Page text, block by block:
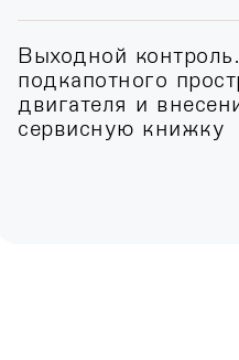
Выходной
подкапотного
двигателя и
сервисную книжку